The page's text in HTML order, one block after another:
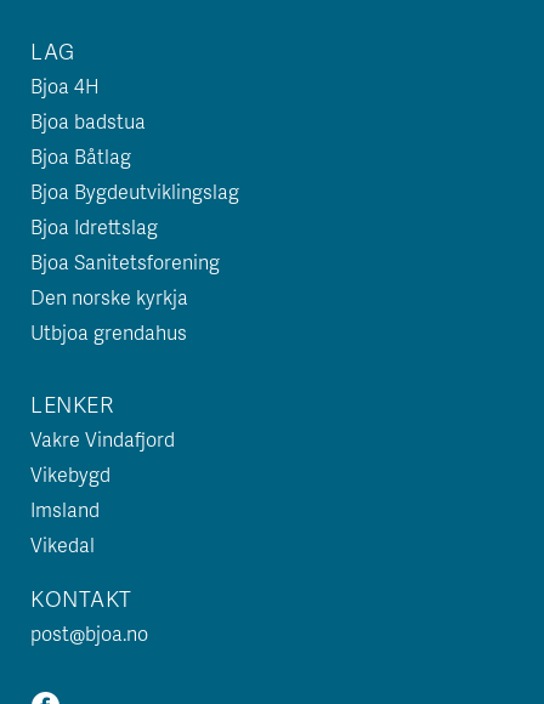
LAG
Bjoa 4H
Bjoa badstua
Bjoa Båtlag
Bjoa Bygdeutviklingslag
Bjoa Idrettslag
Bjoa Sanitetsforening
Den norske kyrkja
Utbjoa grendahus
LENKER
Vakre Vindafjord
Vikebygd
Imsland
Vikedal
KONTAKT
post@bjoa.no